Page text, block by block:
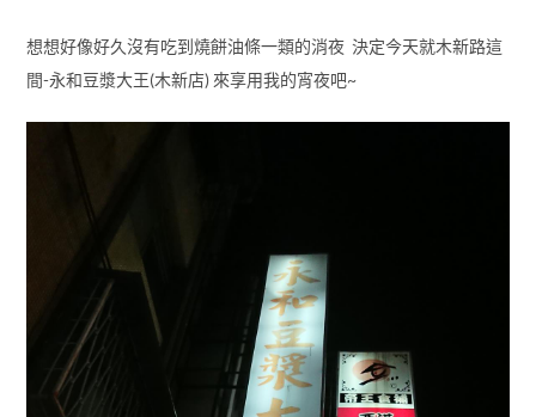
想想好像好久沒有吃到燒餅油條一類的消夜 決定今天就木新路這
間-永和豆漿大王(木新店) 來享用我的宵夜吧~